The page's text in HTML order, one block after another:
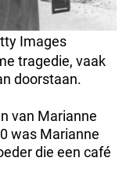
Images
tragedie, vaak
doorstaan.
van Marianne
was Marianne
die een café